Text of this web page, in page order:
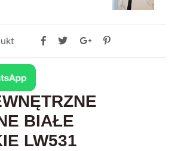
BIAŁE
LW531